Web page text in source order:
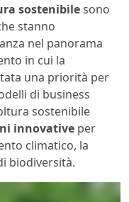
sostenibilesono
stanno
nel panorama
in cui la
una priorità per
di business
sostenibile
innovative per
climatico, la
biodiversità.